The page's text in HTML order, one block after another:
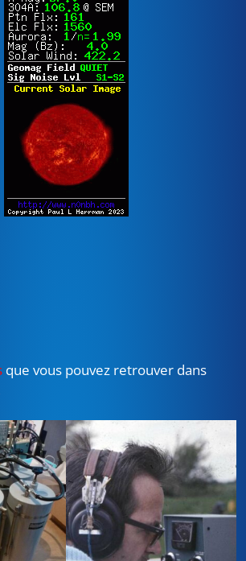
que vous pouvez retrouver dans